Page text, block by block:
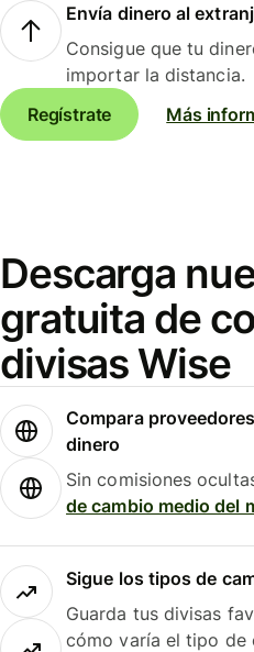
Envía dinero al
Consigue que tu
importar la distancia.
Regístrate
Más
Descarga
gratuita de
divisas Wise
Compara
dinero
Sin comisiones
de cambio medio del
Sigue los tipos de
Guarda tus divisas
cómo varía el tipo de